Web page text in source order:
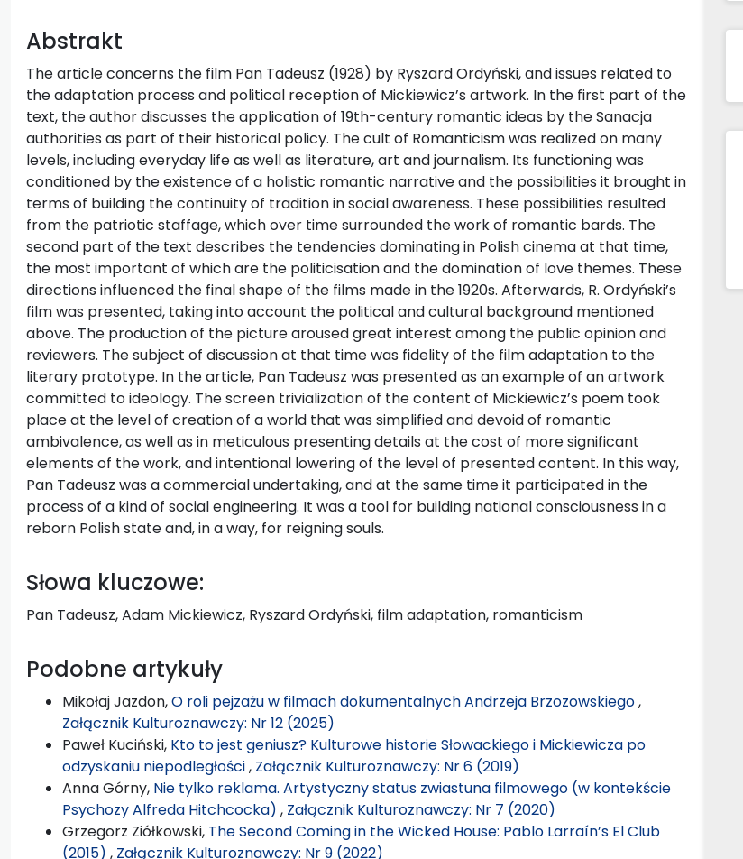
Abstrakt
The article concerns the film Pan Tadeusz (1928) by Ryszard Ordyński, and issues related to
the adaptation process and political reception of Mickiewicz’s artwork. In the first part of the
text, the author discusses the application of 19th-century romantic ideas by the Sanacja
authorities as part of their historical policy. The cult of Romanticism was realized on many
levels, including everyday life as well as literature, art and journalism. Its functioning was
conditioned by the existence of a holistic romantic narrative and the possibilities it brought in
terms of building the continuity of tradition in social awareness. These possibilities resulted
from the patriotic staffage, which over time surrounded the work of romantic bards. The
second part of the text describes the tendencies dominating in Polish cinema at that time,
the most important of which are the politicisation and the domination of love themes. These
directions influenced the final shape of the films made in the 1920s. Afterwards, R. Ordyński’s
film was presented, taking into account the political and cultural background mentioned
above. The production of the picture aroused great interest among the public opinion and
reviewers. The subject of discussion at that time was fidelity of the film adaptation to the
literary prototype. In the article, Pan Tadeusz was presented as an example of an artwork
committed to ideology. The screen trivialization of the content of Mickiewicz’s poem took
place at the level of creation of a world that was simplified and devoid of romantic
ambivalence, as well as in meticulous presenting details at the cost of more significant
elements of the work, and intentional lowering of the level of presented content. In this way,
Pan Tadeusz was a commercial undertaking, and at the same time it participated in the
process of a kind of social engineering. It was a tool for building national consciousness in a
reborn Polish state and, in a way, for reigning souls.
Słowa kluczowe:
Pan Tadeusz, Adam Mickiewicz, Ryszard Ordyński, film adaptation, romanticism
Podobne artykuły
Mikołaj Jazdon,O roli pejzażu w filmach dokumentalnych Andrzeja Brzozowskiego,
Załącznik Kulturoznawczy: Nr 12 (2025)
Paweł Kuciński, Kto to jest geniusz? Kulturowe historie Słowackiego i Mickiewicza po
odzyskaniu niepodległości, Załącznik Kulturoznawczy: Nr 6 (2019)
Anna Górny, Nie tylko reklama. Artystyczny status zwiastuna filmowego (w kontekście
Psychozy Alfreda Hitchcocka) , Załącznik Kulturoznawczy: Nr 7 (2020)
Grzegorz Ziółkowski, The Second Coming in the Wicked House: Pablo Larraín’s El Club
(2015) , Załącznik Kulturoznawczy: Nr 9 (2022)